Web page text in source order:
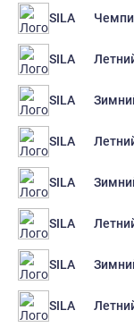
SILA
SILA
SILA
SILA
SILA
SILA
SILA
SILA